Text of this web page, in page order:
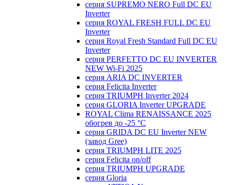
серия SUPREMO NERO Full DC EU
Inverter
серия ROYAL FRESH FULL DC EU
Inverter
серия Royal Fresh Standard Full DC EU
Inverter
серия PERFETTO DC EU INVERTER
NEW Wi-Fi 2025
серия ARIA DC INVERTER
серия Felicita Inverter
серия TRIUMPH Inverter 2024
серия GLORIA Inverter UPGRADE
ROYAL Clima RENAISSANCE 2025
обогрев до -25 °С
серия GRIDA DC EU Inverter NEW
(завод Gree)
серия TRIUMPH LITE 2025
серия Felicita on/off
серия TRIUMPH UPGRADE
серия Gloria